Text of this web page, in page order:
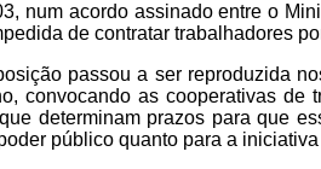
num acordo assinado entre o
de contratar trabalhadores
passou a ser reproduzida
convocando as cooperativas de
determinam prazos para que
público quanto para a